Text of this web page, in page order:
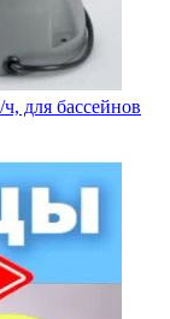
для бассейнов